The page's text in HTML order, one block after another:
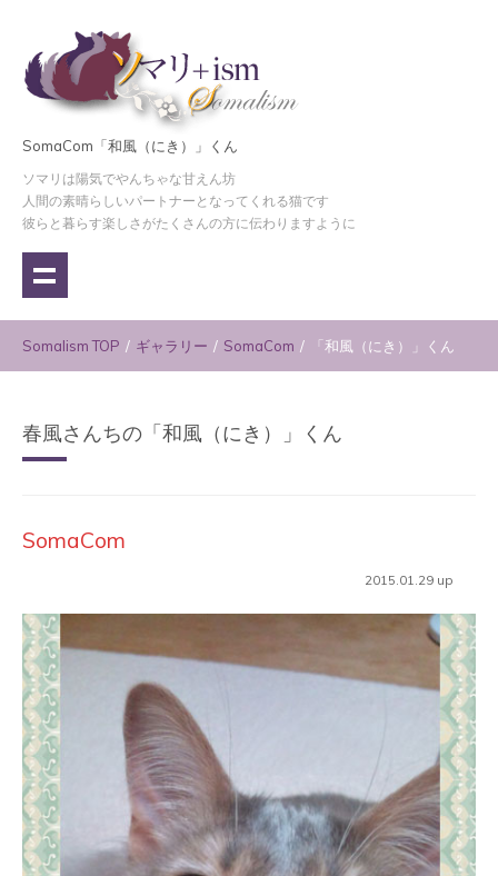
SomaCom「和風（にき）」くん
ソマリは陽気でやんちゃな甘えん坊
人間の素晴らしいパートナーとなってくれる猫です
彼らと暮らす楽しさがたくさんの方に伝わりますように
Somalism TOP / ギャラリー / SomaCom / 「和風（にき）」くん
春風さんちの「和風（にき）」くん
SomaCom
2015.01.29 up